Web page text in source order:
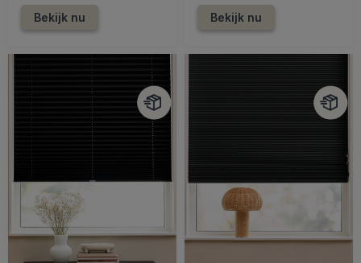
Bekijk nu Bekijk nu